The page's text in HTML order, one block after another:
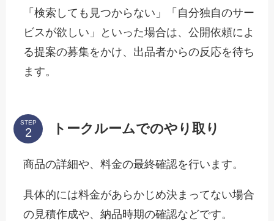
「検索しても見つからない」「自分独自のサー
ビスが欲しい」といった場合は、公開依頼によ
る提案の募集をかけ、出品者からの反応を待ち
ます。
STEP トークルームでのやり取り
商品の詳細や、料金の最終確認を行います。
具体的には料金があらかじめ決まってない場合
の見積作成や、納品時期の確認などです。